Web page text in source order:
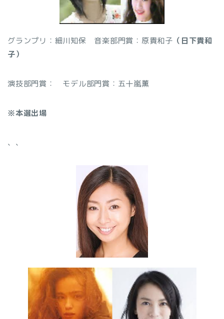
グランプリ：細川知保 音楽部門賞：原貴和子 （日下貴和
子）
演技部門賞： モデル部門賞：五十嵐薫
※本選出場
、 、